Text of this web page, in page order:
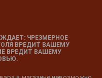
ЧРЕЗМЕРНОЕ
ВРЕДИТ ВАШЕМУ
ВРЕДИТ ВАШЕМУ